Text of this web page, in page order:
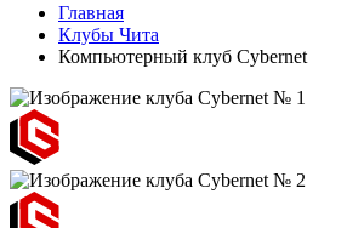
Главная
Клубы Чита
Компьютерный клуб Cybernet